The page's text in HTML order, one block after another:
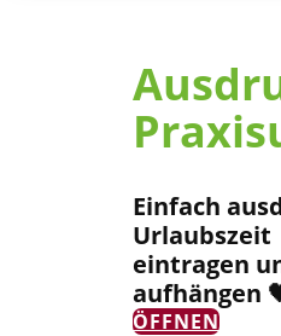
Einfach
Urlaubszeit
eintragen
aufhängen
ÖFFNEN